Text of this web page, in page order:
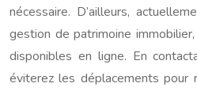
nécessaire. D’ailleurs,
gestion de patrimoine
disponibles en ligne. En
éviterez les déplacements